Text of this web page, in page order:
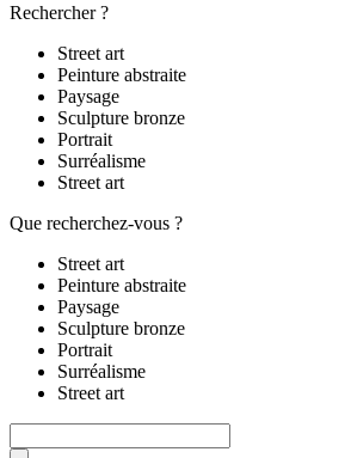
Rechercher ?
Street art
Peinture abstraite
Paysage
Sculpture bronze
Portrait
Surréalisme
Street art
Que recherchez-vous ?
Street art
Peinture abstraite
Paysage
Sculpture bronze
Portrait
Surréalisme
Street art